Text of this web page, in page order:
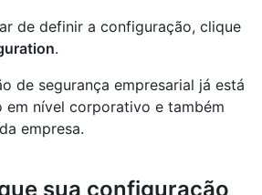
de definir a configuração, clique
.
de segurança empresarial já está
em nível corporativo e também
empresa.
sua configuração